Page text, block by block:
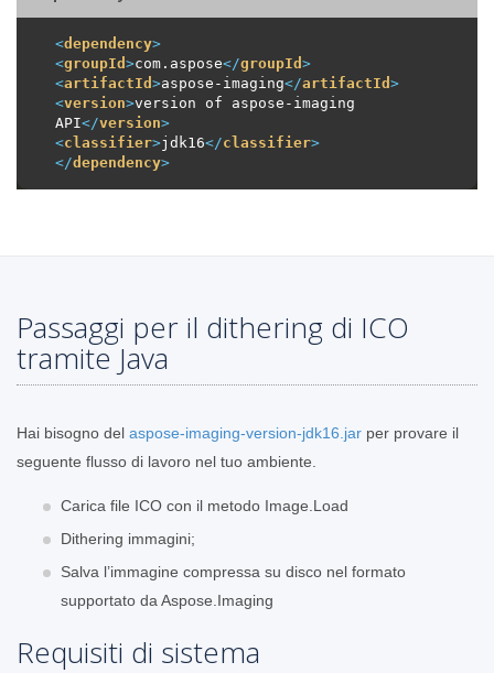
<dependency>
<groupId >com.aspose</groupId >
<artifactId >aspose-imaging</artifactId >
<version>version of aspose-imaging
API</version>
<classifier>jdk16</classifier>
</dependency>
Passaggi per il dithering di ICO
tramite Java
Hai bisogno del aspose-imaging-version-jdk16.jar per provare il
seguente flusso di lavoro nel tuo ambiente.
Carica file ICO con il metodo Image.Load
Dithering immagini;
Salva l’immagine compressa su disco nel formato
supportato da Aspose.Imaging
Requisiti di sistema